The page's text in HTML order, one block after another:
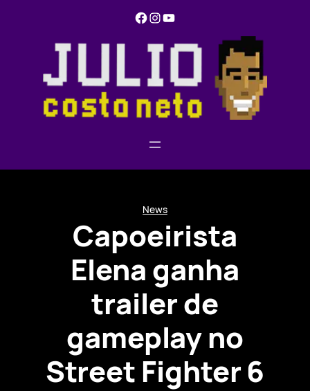
Facebook Instagram YouTube
News
Capoeirista
Elena ganha
trailer de
gameplay no
Street Fighter 6